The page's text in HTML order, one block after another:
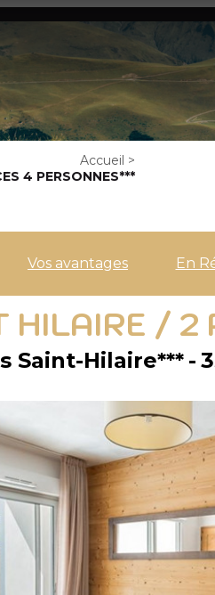
Accueil >
4 PERSONNES***
Vos avantages En
HILAIRE / 2
Saint-Hilaire***